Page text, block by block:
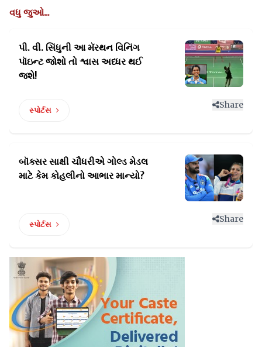
વધુ જુઓ...
પી. વી. સિંધુની આ મૅરથન વિનિંગ
પૉઇન્ટજોશો તો શ્વાસ અધ્ધર થઈ
જશે!
સ્પોર્ટસ
Share
બૉક્સર સાક્ષી ચૌધરીએ ગોલ્ડ મેડલ
માટે કેમ કોહલીનો આભાર માન્યો?
સ્પોર્ટસ
Share